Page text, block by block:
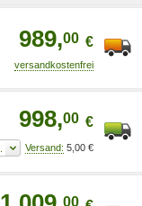
989,00 €
998,00 €
5,00 €
00